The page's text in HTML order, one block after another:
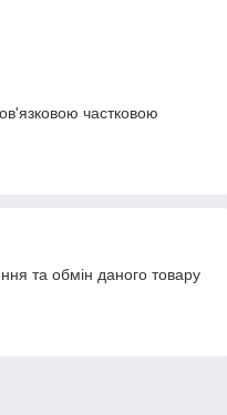
частковою
та обмін даного товару